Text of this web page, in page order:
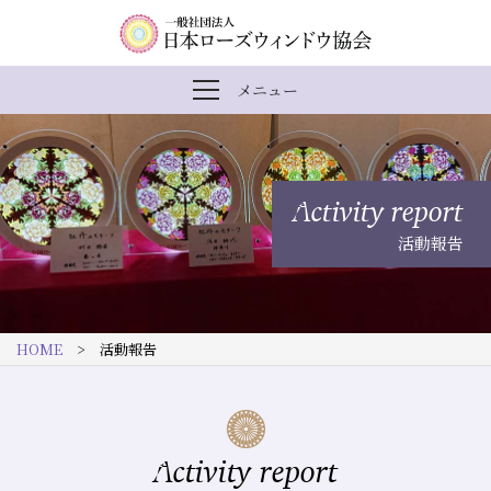
一
団
法
人
日
ロ
内
ま
で
ス
キ
ッ
す
メ
ン
ナ
ビ
ゲ
ー
ョ
メニュー
メ
ー
を
開
閉
Activity report
活動報告
HOME > 活動報告
Activity report